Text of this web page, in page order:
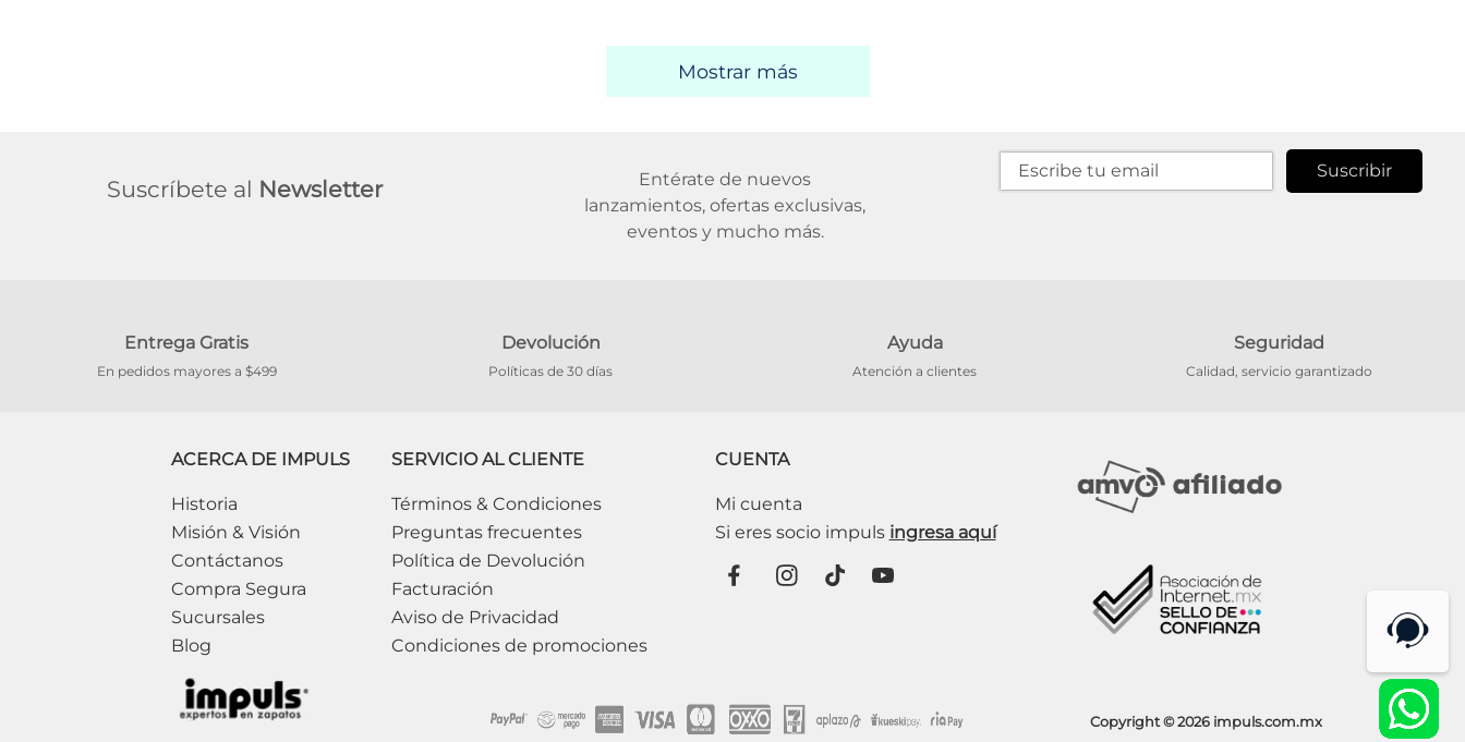
Mostrar más
Suscríbete al Newsletter
Entérate de nuevos
lanzamientos, ofertas exclusivas,
eventos y mucho más.
Suscribir
Entrega Gratis
En pedidos mayores a $499
Devolución
Políticas de 30 días
Ayuda
Atención a clientes
Seguridad
Calidad, servicio garantizado
ACERCA DE IMPULS
Historia
Misión & Visión
Contáctanos
Compra Segura
Sucursales
Blog
SERVICIO AL CLIENTE
Términos & Condiciones
Preguntas frecuentes
Política de Devolución
Facturación
Aviso de Privacidad
Condiciones de promociones
CUENTA
Mi cuenta
Copyright © 2026 impuls.com.mx